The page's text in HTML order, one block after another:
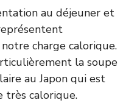
au déjeuner et
charge calorique.
la soupe
au Japon qui est
très calorique.